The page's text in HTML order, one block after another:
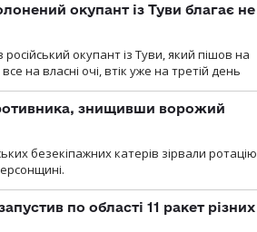
окупант із Туви благає не
окупант із Туви, який пішов на
на власні очі, втік уже на третій день
знищивши ворожий
безекіпажних катерів зірвали ротацію
по області 11 ракет різних